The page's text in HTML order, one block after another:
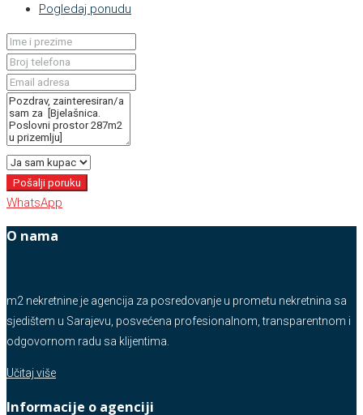
Pogledaj ponudu
Pošalji poruku
WhatsApp
O nama
m2 nekretnine je agencija za posredovanje u prometu nekretnina sa
sjedištem u Sarajevu, posvećena profesionalnom, transparentnom i
odgovornom radu sa klijentima.
Učitaj više
Informacije o agenciji